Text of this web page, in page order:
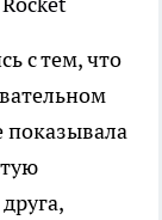
с тем, что
показывала